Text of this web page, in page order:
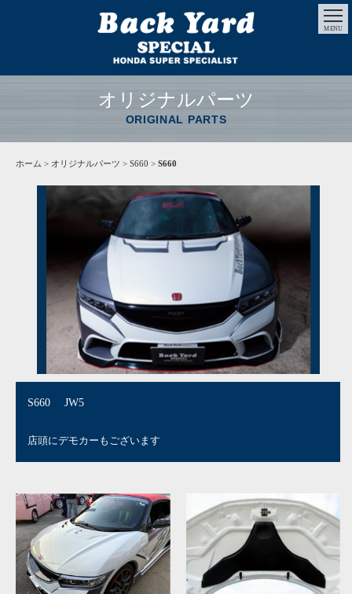
MENU
オリジナルパーツ
ORIGINAL PARTS
ホーム > オリジナルパーツ > S660 > S660
S660 JW5
店頭にデモカーもございます